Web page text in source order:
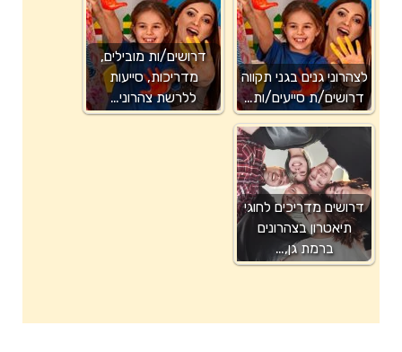
לצהרוני גנים בגני תקווה
דרושים/ת סייעים/ות…
דרושים/ות מובילים,
מדריכות, סייעות
ללרשת צהרוני…
דרושים מדריכים לחוגי
תיאטרון בצהרונים
ברמת גן,…